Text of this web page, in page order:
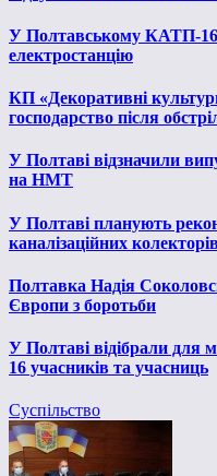
У Полтавському КАТП-
електростанцію
КП «Декоративні
господарство після
У Полтаві відзначили
на НМТ
У Полтаві планують
каналізаційних
Полтавка Надія
Європи з боротьби
У Полтаві відібрали для
16 учасників та учасниць
Суспільство